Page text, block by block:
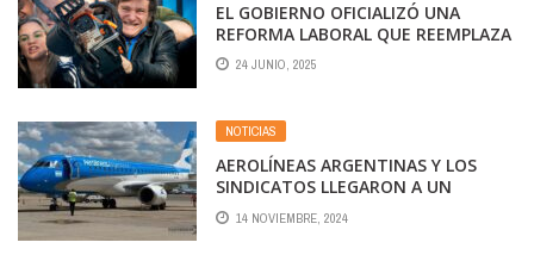
EL GOBIERNO OFICIALIZÓ UNA
REFORMA LABORAL QUE REEMPLAZA
Y ELIMINA LA INDEMNIZACIÓN
TRADICIONAL
24 JUNIO, 2025
NOTICIAS
AEROLÍNEAS ARGENTINAS Y LOS
SINDICATOS LLEGARON A UN
PRINCIPIO DE ACUERDO
14 NOVIEMBRE, 2024